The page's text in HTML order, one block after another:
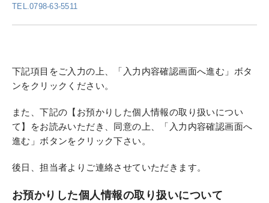
TEL.0798-63-5511
下記項目をご入力の上、「入力内容確認画面へ進む」ボタ
ンをクリックください。
また、下記の【お預かりした個人情報の取り扱いについ
て】をお読みいただき、同意の上、「入力内容確認画面へ
進む」ボタンをクリック下さい。
後日、担当者よりご連絡させていただきます。
お預かりした個人情報の取り扱いについて